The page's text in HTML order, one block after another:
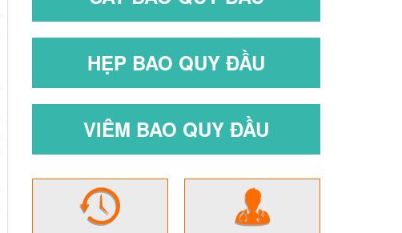
HẸP BAO QUY ĐẦU
VIÊM BAO QUY ĐẦU